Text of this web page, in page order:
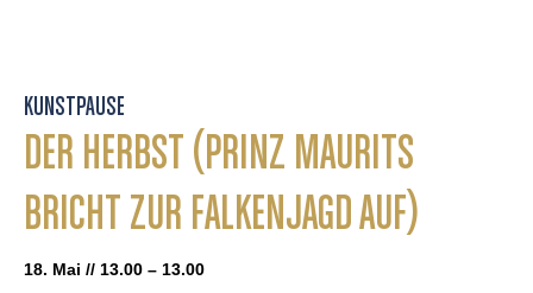
KUNSTPAUSE
DER HERBST (PRINZ MAURITS
BRICHT ZUR FALKENJAGD AUF)
18. Mai // 13.00 – 13.00